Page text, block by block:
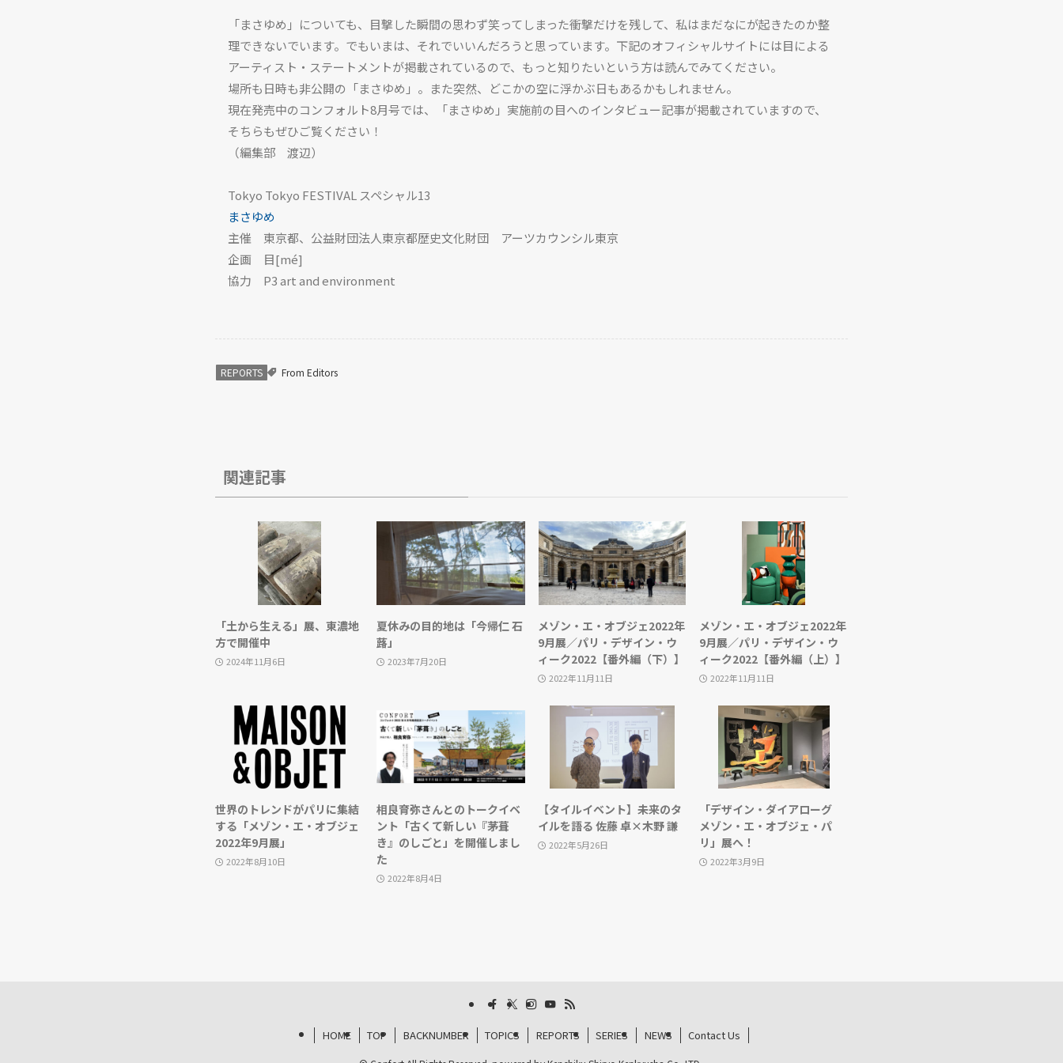
「まさゆめ」についても、目撃した瞬間の思わず笑ってしまった衝撃だけを残して、私はまだなにが起きたのか整
理できないでいます。でもいまは、それでいいんだろうと思っています。下記のオフィシャルサイトには目による
アーティスト・ステートメントが掲載されているので、もっと知りたいという方は読んでみてください。
場所も日時も非公開の「まさゆめ」。また突然、どこかの空に浮かぶ日もあるかもしれません。
現在発売中のコンフォルト8月号では、「まさゆめ」実施前の目へのインタビュー記事が掲載されていますので、
そちらもぜひご覧ください！
（編集部 渡辺）
Tokyo Tokyo FESTIVAL スペシャル13
まさゆめ
主催 東京都、公益財団法人東京都歴史文化財団 アーツカウンシル東京
企画 目[mé]
協力 P3 art and environment
REPORTS From Editors
関連記事
「土から生える」展、東濃地
方で開催中
2024年11月6日
夏休みの目的地は「今帰仁 石
蕗」
2023年7月20日
メゾン・エ・オブジェ2022年
9月展／パリ・デザイン・ウ
ィーク2022【番外編（下）】
2022年11月11日
メゾン・エ・オブジェ2022年
9月展／パリ・デザイン・ウ
ィーク2022【番外編（上）】
2022年11月11日
世界のトレンドがパリに集結
する「メゾン・エ・オブジェ
2022年9月展」
2022年8月10日
相良育弥さんとのトークイベ
ント「古くて新しい『茅葺
き』のしごと」を開催しまし
た
2022年8月4日
【タイルイベント】未来のタ
イルを語る 佐藤 卓×木野 謙
2022年5月26日
「デザイン・ダイアローグ
メゾン・エ・オブジェ・パ
リ」展へ！
2022年3月9日
HOME TOP BACKNUMBER TOPICS REPORTS SERIES NEWS Contact Us